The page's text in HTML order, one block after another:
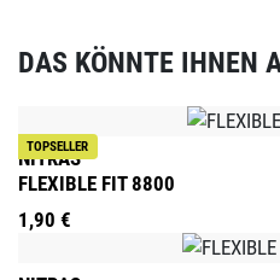
DAS KÖNNTE IHNEN
Produktgalerie überspringen
TOPSELLER
NITRAS
FLEXIBLE FIT 8800
1,90 €